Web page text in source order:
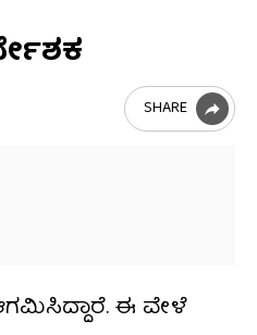
SHARE
ಈ ವೇಳೆ